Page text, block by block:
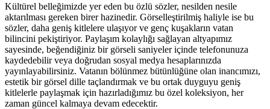
Kültürel belleğimizde yer eden bu özlü sözler, nesilden nesile
aktarılması gereken birer hazinedir. Görselleştirilmiş haliyle ise bu
sözler, daha geniş kitlelere ulaşıyor ve genç kuşakların vatan
bilincini pekiştiriyor. Paylaşım kolaylığı sağlayan altyapımız
sayesinde, beğendiğiniz bir görseli saniyeler içinde telefonunuza
kaydedebilir veya doğrudan sosyal medya hesaplarınızda
yayınlayabilirsiniz. Vatanın bölünmez bütünlüğüne olan inancımızı,
estetik bir görsel dille taçlandırmak ve bu ortak duyguyu geniş
kitlelerle paylaşmak için hazırladığımız bu özel koleksiyon, her
zaman güncel kalmaya devam edecektir.